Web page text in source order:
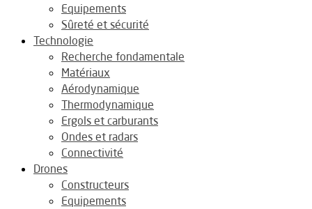
Equipements
Sûreté et sécurité
Technologie
Recherche fondamentale
Matériaux
Aérodynamique
Thermodynamique
Ergols et carburants
Ondes et radars
Connectivité
Drones
Constructeurs
Equipements